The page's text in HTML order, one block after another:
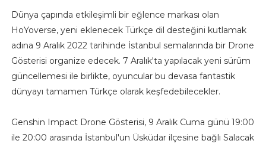
Dünya çapında etkileşimli bir eğlence markası olan
HoYoverse, yeni eklenecek Türkçe dil desteğini kutlamak
adına 9 Aralık 2022 tarihinde İstanbul semalarında bir Drone
Gösterisi organize edecek. 7 Aralık'ta yapılacak yeni sürüm
güncellemesi ile birlikte, oyuncular bu devasa fantastik
dünyayı tamamen Türkçe olarak keşfedebilecekler.
Genshin Impact Drone Gösterisi, 9 Aralık Cuma günü 19:00
ile 20:00 arasında İstanbul'un Üsküdar ilçesine bağlı Salacak